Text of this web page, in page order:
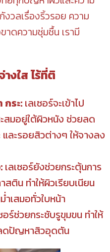
วลเรื่องริ้วรอย ความ
ดความชุ่มชื้น เรามี
งใส ไร้ที่ติ
ระ: เลเซอร์จะเข้าไป
สมอยู่ใต้ผิวหนัง ช่วยลด
ละรอยสิวต่างๆ ให้จางลง
เลเซอร์ยังช่วยกระตุ้นการ
สติน ทำให้ผิวเรียบเนียน
ำเสมอทั่วใบหน้า
อร์ช่วยกระชับรูขุมขน ทำให้
ดปัญหาสิวอุดตัน